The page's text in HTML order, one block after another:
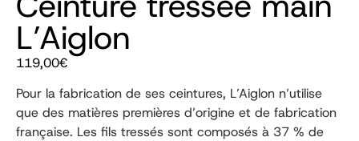
L’Aiglon
119,00€
Pour la fabrication de ses ceintures, L’Aiglon n’utilise
que des matières premières d’origine et de fabrication
française. Les fils tressés sont composés à 37 % de